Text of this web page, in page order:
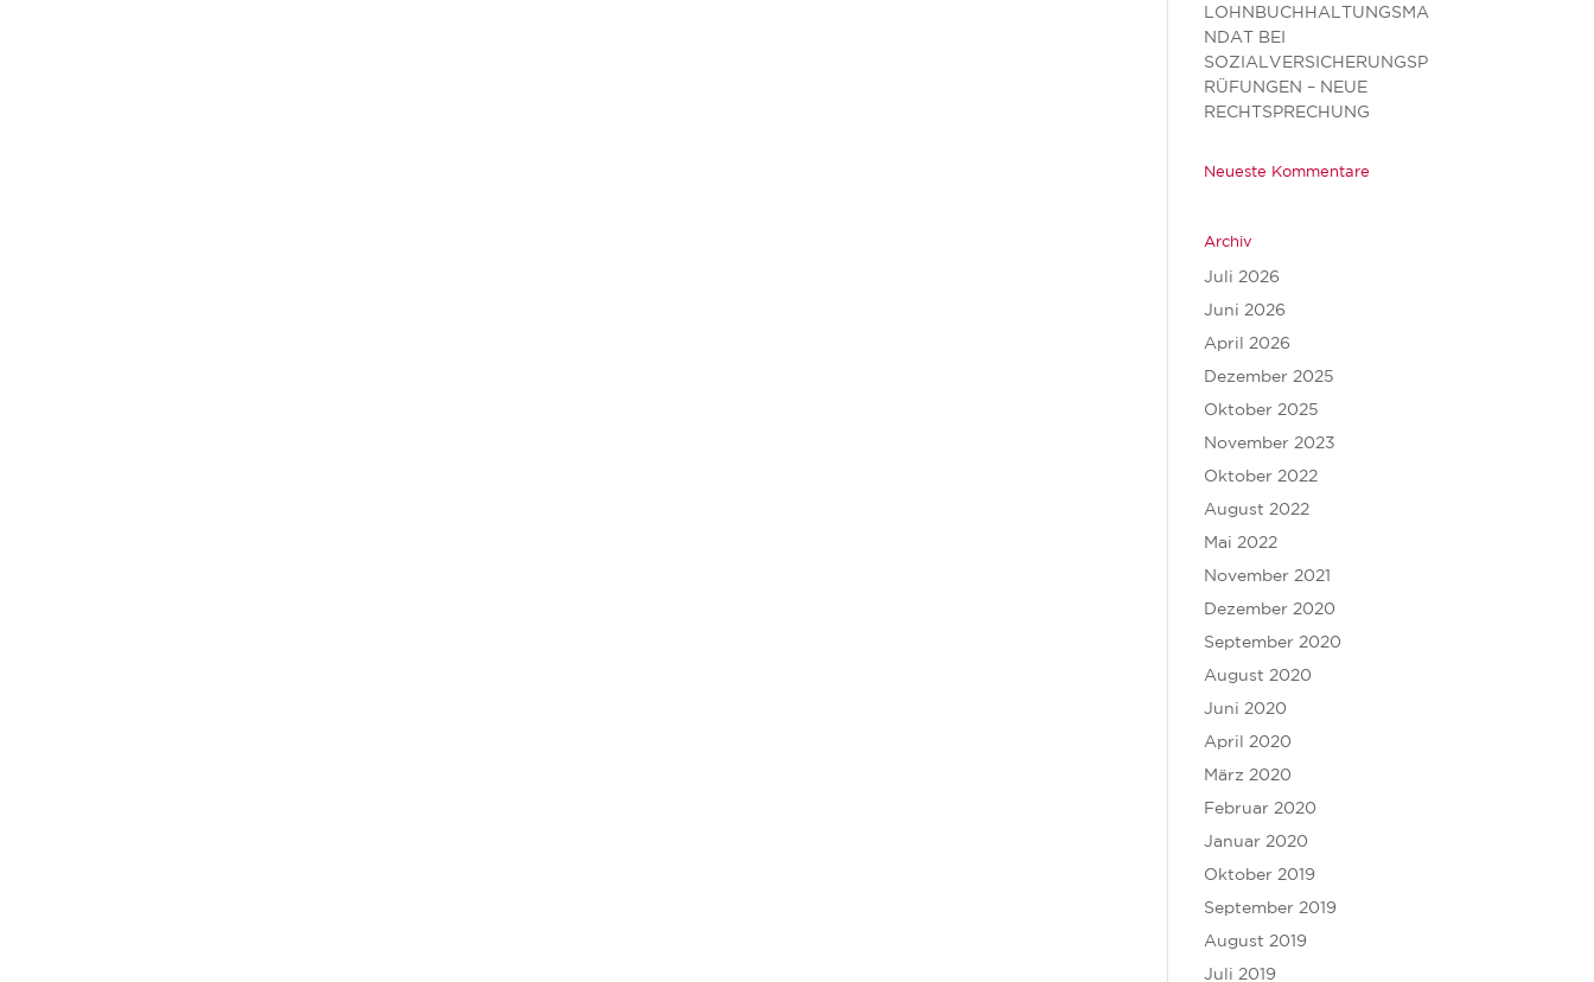
LOHNBUCHHALTUNGSMA
NDAT BEI
SOZIALVERSICHERUNGSP
RÜFUNGEN – NEUE
RECHTSPRECHUNG
Neueste Kommentare
Archiv
Juli 2026
Juni 2026
April 2026
Dezember 2025
Oktober 2025
November 2023
Oktober 2022
August 2022
Mai 2022
November 2021
Dezember 2020
September 2020
August 2020
Juni 2020
April 2020
März 2020
Februar 2020
Januar 2020
Oktober 2019
September 2019
August 2019
Juli 2019